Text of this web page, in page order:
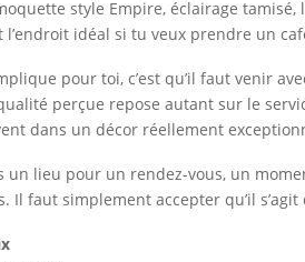
style Empire, éclairage
l’endroit idéal si tu veux prendre un
pour toi, c’est qu’il faut venir
perçue repose autant sur le
dans un décor réellement
un lieu pour un rendez-vous, un
Il faut simplement accepter qu’il